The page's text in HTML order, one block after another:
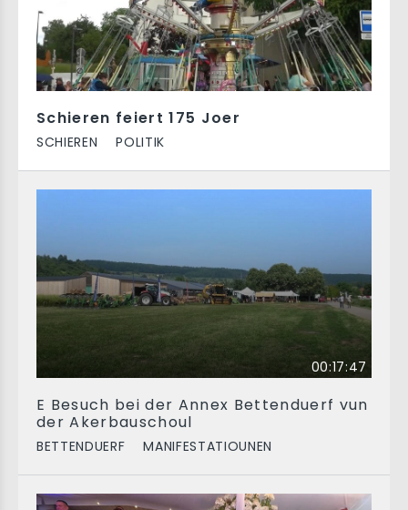
Schieren feiert 175 Joer
SCHIEREN POLITIK
00:17:47
E Besuch bei der Annex Bettenduerf vun
der Akerbauschoul
BETTENDUERF MANIFESTATIOUNEN